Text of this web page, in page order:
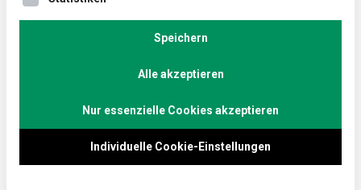
solchen
unterhalb der Armutsgrenze. Es gibt gute Gründe,
ihre reale Chancengleichheit durch Bildung und damit
Lebensmittelmagazin.de besucht die erste Arche in
und oft genug dafür sorgt, wenigstens eine
ordentliche Mahlzeit am Tag zu bekommen.
Speichern
Alle akzeptieren
Nur essenzielle Cookies akzeptieren
Individuelle Cookie-Einstellungen